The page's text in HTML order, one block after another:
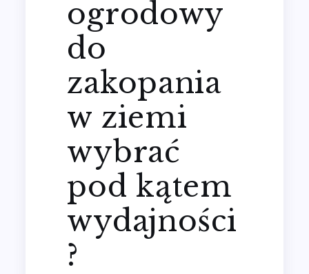
ogrodowy
do
zakopania
w ziemi
wybrać
pod kątem
wydajności
?